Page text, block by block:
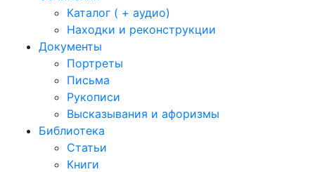
Каталог ( + аудио)
Находки и реконструкции
Документы
Портреты
Письма
Рукописи
Высказывания и афоризмы
Библиотека
Статьи
Книги